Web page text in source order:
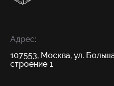
Адрес:
107553, Москва, ул.
строение 1